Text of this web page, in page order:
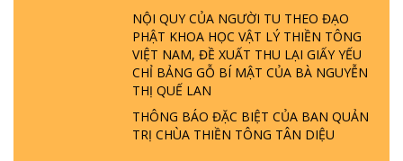
NỘI QUY CỦA NGƯỜI TU THEO ĐẠO
PHẬT KHOA HỌC VẬT LÝ THIỀN TÔNG
VIỆT NAM, ĐỀ XUẤT THU LẠI GIẤY YẾU
CHỈ BẢNG GỖ BÍ MẬT CỦA BÀ NGUYỄN
THỊ QUẾ LAN
THÔNG BÁO ĐẶC BIỆT CỦA BAN QUẢN
TRỊ CHÙA THIỀN TÔNG TÂN DIỆU
GIẢI ĐÁP THIỀN TÔNG ĐẶC BIỆT P22 - TẠI
SAO TRÁI ĐẤT NHIỀU THIÊN TAI - LŨ LỤT
- HỎA HOẠN | TTTD
GIẢI ĐÁP THIỀN TÔNG ĐẶC BIỆT P21 - TẠI